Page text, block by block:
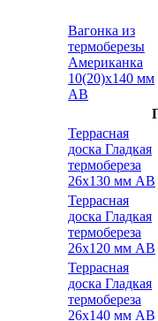
Вагонка из
термоберезы
Американка
10(20)х140 мм
АВ
Террасная
доска Гладкая
термобереза
26х130 мм АВ
Террасная
доска Гладкая
термобереза
26х120 мм АВ
Террасная
доска Гладкая
термобереза
26х140 мм АВ